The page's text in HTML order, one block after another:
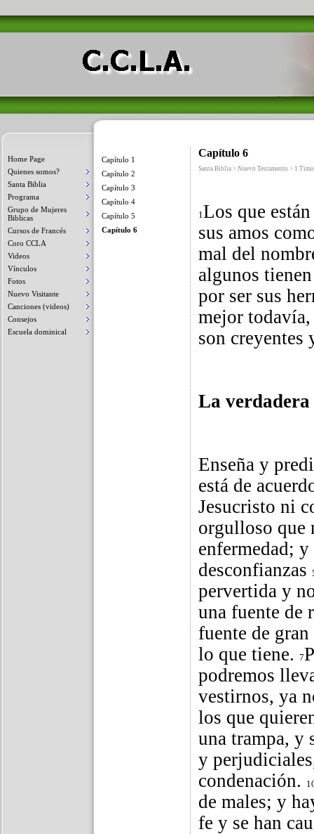
Home Page
Quienes somos?
Santa Biblia
Programa
Grupo de Mujeres
Biblicas
Cursos de Francés
Coro CCLA
Videos
Vínculos
Fotos
Nuevo Visitante
Canciones (videos)
Consejos
Escuela dominical
Capítulo 6
Santa Biblia > Nuevo Testamento > 1
1Los que
sus amos
mal del
algunos
por ser sus
mejor
son creyentes
La
Enseña y
está de
Jesucristo ni
orgulloso que
enfermedad;
desconfianzas
pervertida y
una fuente de
fuente de
lo que tiene. 7
podremos
vestirnos, ya
los que
una trampa, y
y
condenación.
de males; y
fe y se han
Capítulo 1
Capítulo 2
Capítulo 3
Capítulo 4
Capítulo 5
Capítulo 6